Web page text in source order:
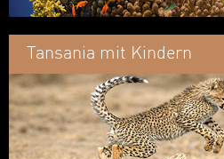
Tansania mit Kindern